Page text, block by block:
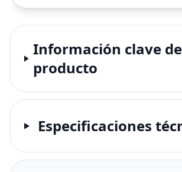
Información clave
producto
Especificaciones